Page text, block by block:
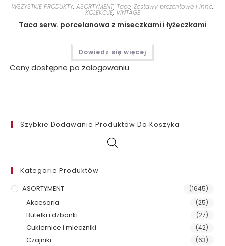
WSZYSTKIE PRODUKTY, ASORTYMENT, Tace, Zestawy prezentowe i inne,
KOLEKCJE, VINTAGE
Taca serw. porcelanowa z miseczkami i łyżeczkami
Dowiedz się więcej
Ceny dostępne po zalogowaniu
Szybkie Dodawanie Produktów Do Koszyka
Kategorie Produktów
ASORTYMENT
(1645)
Akcesoria (25)
Butelki i dzbanki (27)
Cukiernice i mleczniki (42)
Czajniki (63)